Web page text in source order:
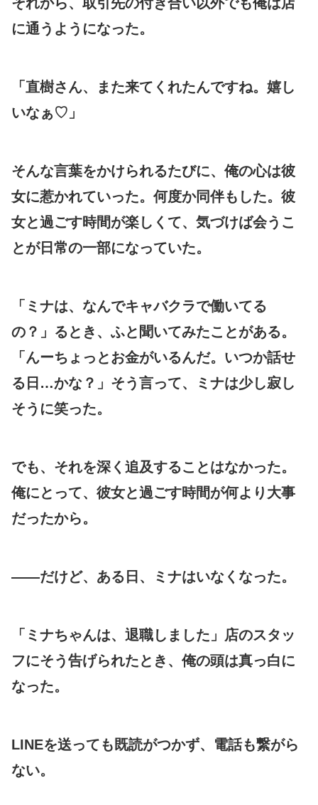
に通うようになった。
「直樹さん、また来てくれたんですね。嬉し
いなぁ♡」
そんな言葉をかけられるたびに、俺の心は彼
女に惹かれていった。何度か同伴もした。彼
女と過ごす時間が楽しくて、気づけば会うこ
とが日常の一部になっていた。
「ミナは、なんでキャバクラで働いてる
の？」るとき、ふと聞いてみたことがある。
「んーちょっとお金がいるんだ。いつか話せ
る日…かな？」そう言って、ミナは少し寂し
そうに笑った。
でも、それを深く追及することはなかった。
俺にとって、彼女と過ごす時間が何より大事
だったから。
——だけど、ある日、ミナはいなくなった。
「ミナちゃんは、退職しました」店のスタッ
フにそう告げられたとき、俺の頭は真っ白に
なった。
LINEを送っても既読がつかず、電話も繋がら
ない。